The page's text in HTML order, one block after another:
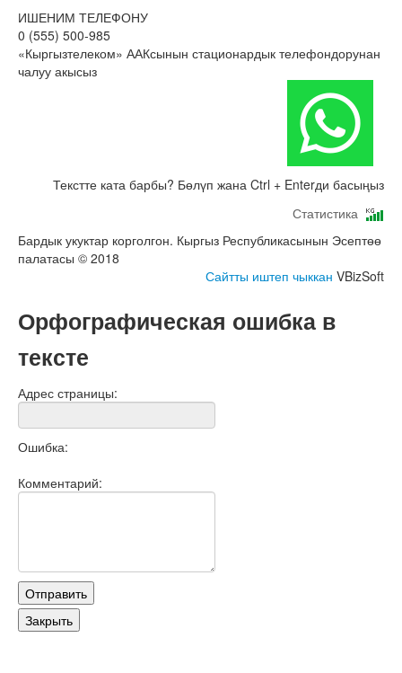
ИШЕНИМ ТЕЛЕФОНУ
0 (555) 500-985
«Кыргызтелеком» ААКсынын стационардык телефондорунан
чалуу акысыз
Текстте ката барбы? Бөлүп жана Ctrl + Enterди басыңыз
Статистика
Бардык укуктар корголгон. Кыргыз Республикасынын Эсептөө
палатасы © 2018
Сайтты иштеп чыккан VBizSoft
Орфографическая ошибка в
тексте
Адрес страницы:
Ошибка:
Комментарий: